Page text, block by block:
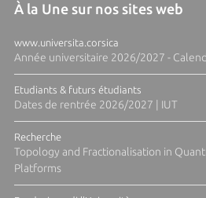
À la Une sur nos sites web
www.universita.corsica
Année universitaire 2026/2027 -
Etudiants & futurs étudiants
Dates de rentrée 2026/2027 | IUT
Recherche
Topology and Fractionalisation in
Platforms